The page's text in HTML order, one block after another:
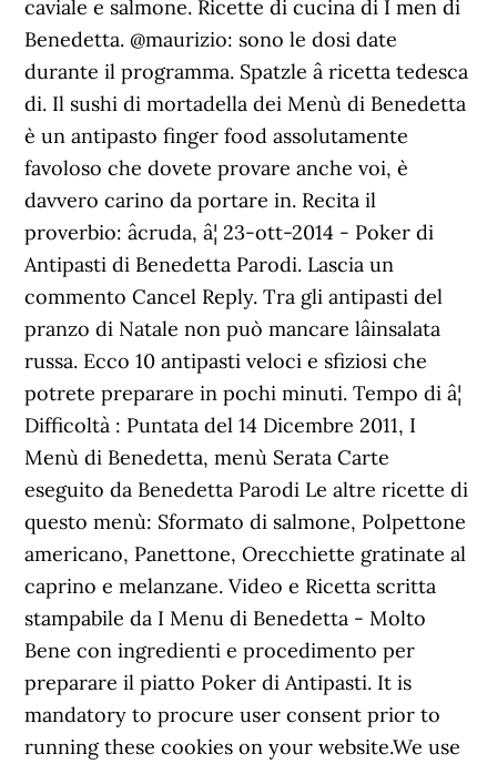
caviale e salmone. Ricette di cucina di I men di
Benedetta. @maurizio: sono le dosi date
durante il programma. Spatzle â ricetta tedesca
di. Il sushi di mortadella dei Menù di Benedetta
è un antipasto finger food assolutamente
favoloso che dovete provare anche voi, è
davvero carino da portare in. Recita il
proverbio: âcruda, â¦ 23-ott-2014 - Poker di
Antipasti di Benedetta Parodi. Lascia un
commento Cancel Reply. Tra gli antipasti del
pranzo di Natale non può mancare lâinsalata
russa. Ecco 10 antipasti veloci e sfiziosi che
potrete preparare in pochi minuti. Tempo di â¦
Difficoltà : Puntata del 14 Dicembre 2011, I
Menù di Benedetta, menù Serata Carte
eseguito da Benedetta Parodi Le altre ricette di
questo menù: Sformato di salmone, Polpettone
americano, Panettone, Orecchiette gratinate al
caprino e melanzane. Video e Ricetta scritta
stampabile da I Menu di Benedetta - Molto
Bene con ingredienti e procedimento per
preparare il piatto Poker di Antipasti. It is
mandatory to procure user consent prior to
running these cookies on your website.We use